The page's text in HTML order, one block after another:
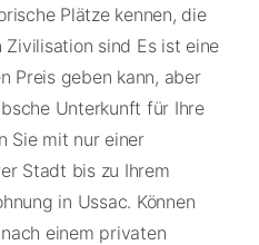
Plätze kennen, die
sind Es ist eine
Preis geben kann, aber
Unterkunft für Ihre
Sie mit nur einer
Stadt bis zu Ihrem
in Ussac. Können
einem privaten